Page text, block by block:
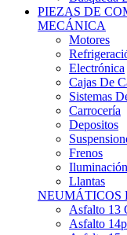
MECÁNICA
Motores
Electrónica
Cajas De
Sistemas
Carrocería
Depositos
Frenos
Iluminación
Llantas
NEUMÁTICOS
Asfalto 13
Asfalto 14p
Asfalto 15p
Asfalto 16p